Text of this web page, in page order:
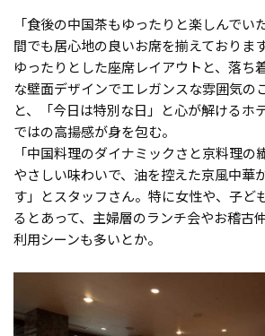
「食後の中国茶もゆったりと楽しんでい
間でも居心地の良いお席を揃えておりま
ゆったりとした座席レイアウトと、落ち
な壁面デザインでエレガンスな雰囲気の
と、「今日は特別な日」と心が解けるホ
ではの高揚感が身を包む。
「中国料理のダイナミックさと京料理の
やさしい味わいで、油を控えた京風中華
す」とスタッフさん。特に女性や、子ど
るとあって、主婦層のランチ会やお稽古
利用シーンも多いとか。